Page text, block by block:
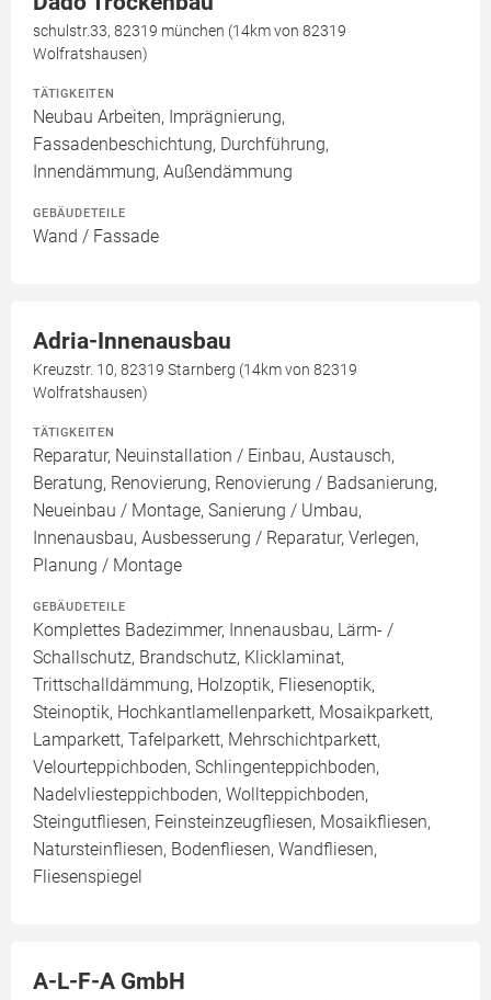
schulstr.33, 82319 münchen (14km von 82319
Wolfratshausen)
TÄTIGKEITEN
Neubau Arbeiten, Imprägnierung,
Fassadenbeschichtung, Durchführung,
Innendämmung, Außendämmung
GEBÄUDETEILE
Wand / Fassade
Adria-Innenausbau
Kreuzstr. 10, 82319 Starnberg (14km von 82319
Wolfratshausen)
TÄTIGKEITEN
Reparatur, Neuinstallation / Einbau, Austausch,
Beratung, Renovierung, Renovierung / Badsanierung,
Neueinbau / Montage, Sanierung / Umbau,
Innenausbau, Ausbesserung / Reparatur, Verlegen,
Planung / Montage
GEBÄUDETEILE
Komplettes Badezimmer, Innenausbau, Lärm- /
Schallschutz, Brandschutz, Klicklaminat,
Trittschalldämmung, Holzoptik, Fliesenoptik,
Steinoptik, Hochkantlamellenparkett, Mosaikparkett,
Lamparkett, Tafelparkett, Mehrschichtparkett,
Velourteppichboden, Schlingenteppichboden,
Nadelvliesteppichboden, Wollteppichboden,
Steingutfliesen, Feinsteinzeugfliesen, Mosaikfliesen,
Natursteinfliesen, Bodenfliesen, Wandfliesen,
Fliesenspiegel
A-L-F-A GmbH